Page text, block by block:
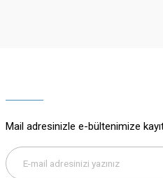
Bu ürüne benzer farklı
Mail adresinizle e-bültenimize